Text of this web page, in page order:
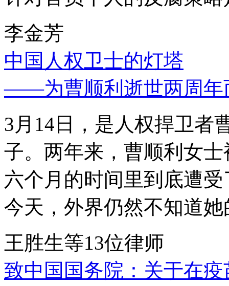
李金芳
中国人权卫士的灯塔
——为曹顺利逝世两周年
3月14日，是人权捍卫者
子。两年来，曹顺利女
六个月的时间里到底遭
今天，外界仍然不知道
王胜生等13位律师
致中国国务院：关于在